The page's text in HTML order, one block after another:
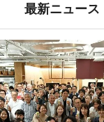
最新ニュース